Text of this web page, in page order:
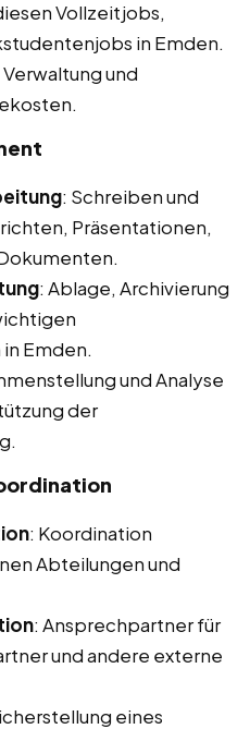
Vollzeitjobs,
in Emden.
Verwaltung und
: Schreiben und
Präsentationen,
: Ablage, Archivierung
Emden.
und Analyse
der
: Koordination
Abteilungen und
: Ansprechpartner für
und andere externe
eines